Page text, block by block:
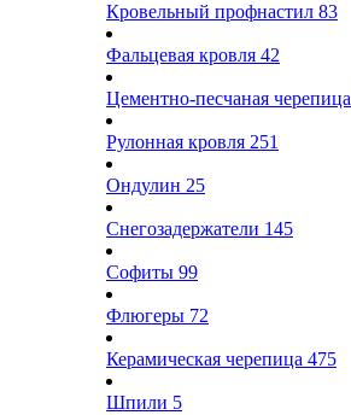
Кровельный профнастил 83
Фальцевая кровля 42
Цементно-песчаная черепица
Рулонная кровля 251
Ондулин 25
Снегозадержатели 145
Софиты 99
Флюгеры 72
Керамическая черепица 475
Шпили 5